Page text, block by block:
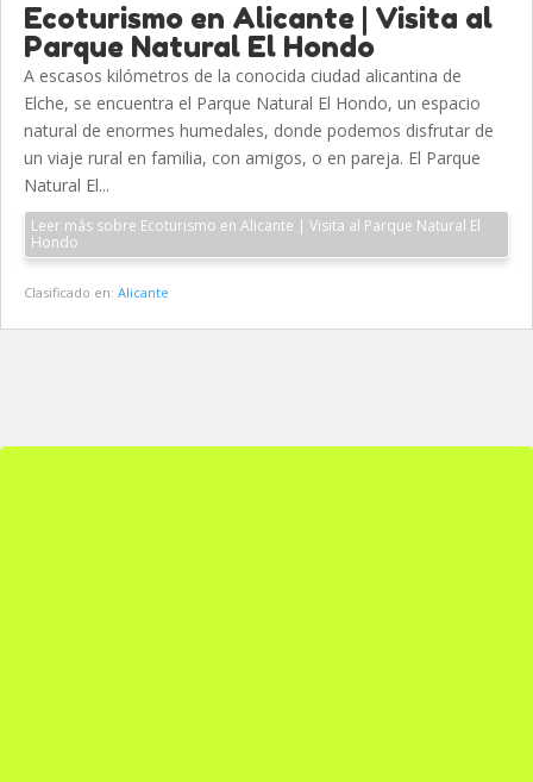
Ecoturismo en Alicante | Visita al
Parque Natural El Hondo
A escasos kilómetros de la conocida ciudad alicantina de
Elche, se encuentra el Parque Natural El Hondo, un espacio
natural de enormes humedales, donde podemos disfrutar de
un viaje rural en familia, con amigos, o en pareja. El Parque
Natural El...
Leer más sobre Ecoturismo en Alicante | Visita al Parque Natural El
Hondo
Clasificado en: Alicante